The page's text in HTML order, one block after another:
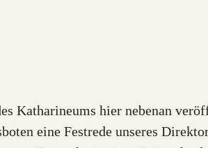
Katharineums hier nebenan
eine Festrede unseres